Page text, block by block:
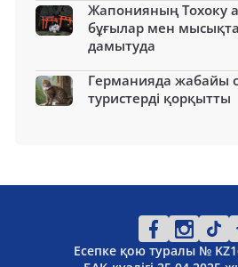
Жапонияның Тохоку
бұғылар мен
дамытуда
Германияда жабайы
туристерді қорқытты
Есепке қою туралы №